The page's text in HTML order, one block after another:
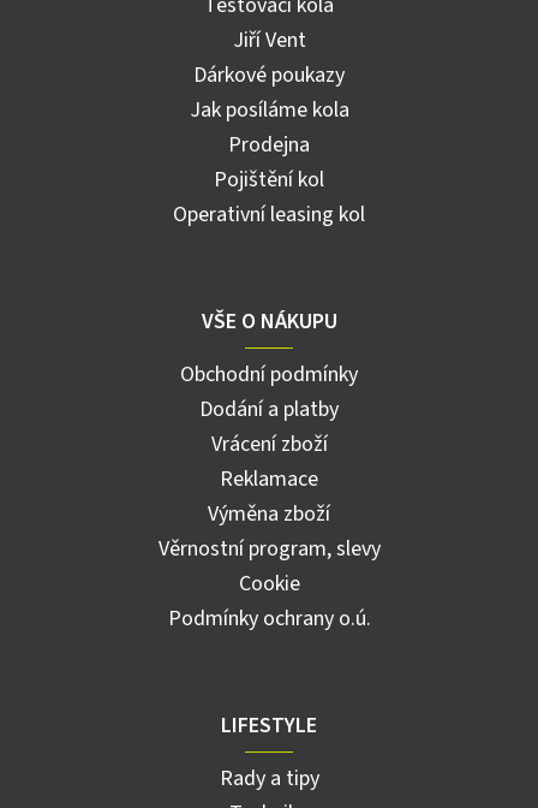
Jiří Vent
Dárkové poukazy
Jak posíláme kola
Prodejna
Pojištění kol
Operativní leasing kol
VŠE O NÁKUPU
Obchodní podmínky
Dodání a platby
Vrácení zboží
Reklamace
Výměna zboží
Věrnostní program, slevy
Cookie
Podmínky ochrany o.ú.
LIFESTYLE
Rady a tipy